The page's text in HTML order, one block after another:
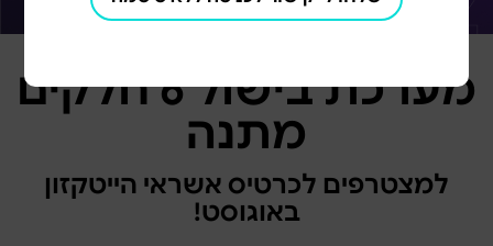
מערכת בישול 6 חלקים
מתנה
למצטרפים לכרטיס אשראי הייטקזון
באוגוסט!